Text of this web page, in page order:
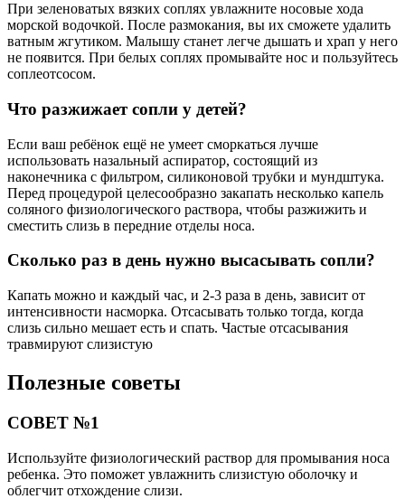
При зеленоватых вязких соплях увлажните носовые хода
морской водочкой. После размокания, вы их сможете удалить
ватным жгутиком. Малышу станет легче дышать и храп у него
не появится. При белых соплях промывайте нос и пользуйтесь
соплеотсосом.
Что разжижает сопли у детей?
Если ваш ребёнок ещё не умеет сморкаться лучше
использовать назальный аспиратор, состоящий из
наконечника с фильтром, силиконовой трубки и мундштука.
Перед процедурой целесообразно закапать несколько капель
соляного физиологического раствора, чтобы разжижить и
сместить слизь в передние отделы носа.
Сколько раз в день нужно высасывать сопли?
Капать можно и каждый час, и 2-3 раза в день, зависит от
интенсивности насморка. Отсасывать только тогда, когда
слизь сильно мешает есть и спать. Частые отсасывания
травмируют слизистую
Полезные советы
СОВЕТ №1
Используйте физиологический раствор для промывания носа
ребенка. Это поможет увлажнить слизистую оболочку и
облегчит отхождение слизи.